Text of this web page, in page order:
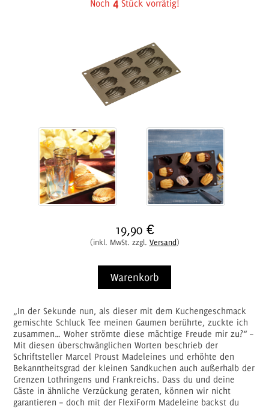
Noch
Stück vorrätig!
19,90 €
(inkl. MwSt. zzgl. Versand)
Warenkorb
„In der Sekunde nun, als dieser mit dem Kuchengeschmack
gemischte Schluck Tee meinen Gaumen berührte, zuckte ich
zusammen… Woher strömte diese mächtige Freude mir zu?“–
Mit diesen überschwänglichen Worten beschrieb der
Schriftsteller Marcel Proust Madeleines und erhöhte den
Bekanntheitsgrad der kleinen Sandkuchen auch außerhalb der
Grenzen Lothringens und Frankreichs. Dass du und deine
Gäste in ähnliche Verzückung geraten, können wir nicht
garantieren – doch mit der FlexiForm Madeleine backst du